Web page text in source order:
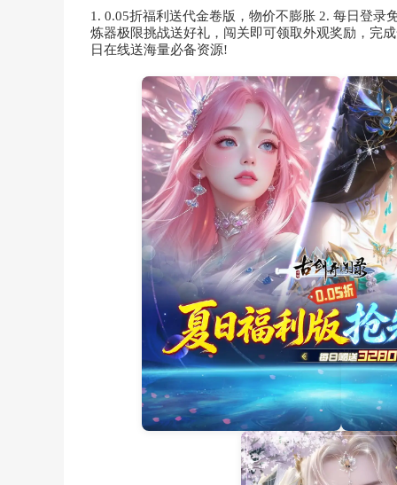
1. 0.05折福利送代金卷版，物价不膨胀 2. 每日登录
炼器极限挑战送好礼，闯关即可领取外观奖励，完
日在线送海量必备资源!